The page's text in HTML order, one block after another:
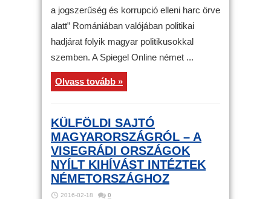
a jogszerűség és korrupció elleni harc örve
alatt” Romániában valójában politikai
hadjárat folyik magyar politikusokkal
szemben. A Spiegel Online német ...
Olvass tovább »
KÜLFÖLDI SAJTÓ
MAGYARORSZÁGRÓL – A
VISEGRÁDI ORSZÁGOK
NYÍLT KIHÍVÁST INTÉZTEK
NÉMETORSZÁGHOZ
2016-02-18 0